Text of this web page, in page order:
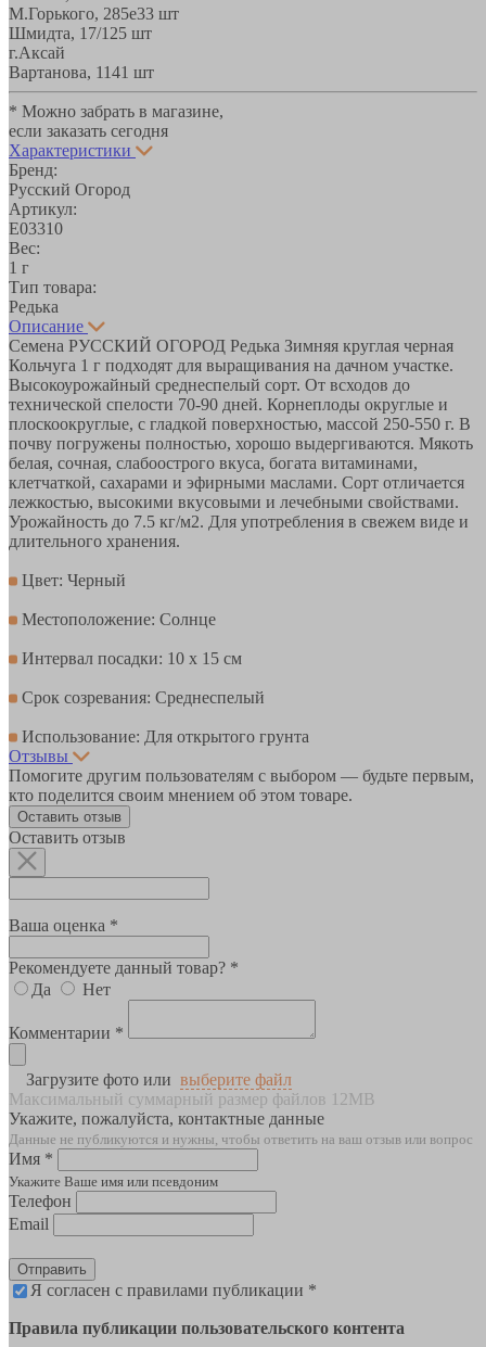
М.Горького, 285е33 шт
Шмидта, 17/1 25 шт
г.Аксай
Вартанова, 1141 шт
* Можно забрать в магазине,
если заказать сегодня
Характеристики
Бренд:
Русский Огород
Артикул:
Е03310
Вес:
1 г
Тип товара:
Редька
Описание
Семена РУССКИЙ ОГОРОД Редька Зимняя круглая черная
Кольчуга 1 г подходят для выращивания на дачном участке.
Высокоурожайный среднеспелый сорт. От всходов до
технической спелости 70-90 дней. Корнеплоды округлые и
плоскоокруглые, с гладкой поверхностью, массой 250-550 г. В
почву погружены полностью, хорошо выдергиваются. Мякоть
белая, сочная, слабоострого вкуса, богата витаминами,
клетчаткой, сахарами и эфирными маслами. Сорт отличается
лежкостью, высокими вкусовыми и лечебными свойствами.
Урожайность до 7.5 кг/м2. Для употребления в свежем виде и
длительного хранения.
Цвет: Черный
Местоположение: Солнце
Интервал посадки: 10 х 15 см
Срок созревания: Среднеспелый
Использование: Для открытого грунта
Отзывы
Помогите другим пользователям с выбором — будьте первым,
кто поделится своим мнением об этом товаре.
Оставить отзыв
Оставить отзыв
Ваша оценка *
Рекомендуете данный товар? *
Да
Нет
Комментарии *
Загрузите фото или выберите файл
Максимальный суммарный размер файлов 12MB
Укажите, пожалуйста, контактные данные
Данные не публикуются и нужны, чтобы ответить на ваш отзыв или вопрос
Имя *
Укажите Ваше имя или псевдоним
Телефон
Email
Отправить
Я согласен с правилами публикации *
Правила публикации пользовательского контента